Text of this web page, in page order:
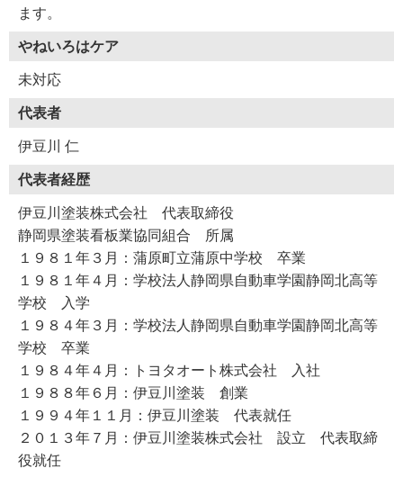
ます。
やねいろはケア
未対応
代表者
伊豆川 仁
代表者経歴
伊豆川塗装株式会社 代表取締役
静岡県塗装看板業協同組合 所属
１９８１年３月：蒲原町立蒲原中学校 卒業
１９８１年４月：学校法人静岡県自動車学園静岡北高等
学校 入学
１９８４年３月：学校法人静岡県自動車学園静岡北高等
学校 卒業
１９８４年４月：トヨタオート株式会社 入社
１９８８年６月：伊豆川塗装 創業
１９９４年１１月：伊豆川塗装 代表就任
２０１３年７月：伊豆川塗装株式会社 設立 代表取締
役就任